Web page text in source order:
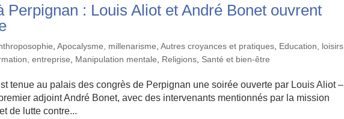
Perpignan : Louis Aliot et André Bonet ouvrent
,Apocalysme, millenarisme ,Autres croyances et pratiques Education, loisirs,
entreprise Manipulation mentale Religions Santé et bien-être
tenue au palais des congrès de Perpignan une soirée ouverte par Louis Aliot –
adjoint André Bonet, avec des intervenants mentionnés par la mission
de lutte contre...